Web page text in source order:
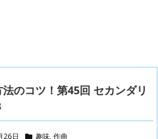
のコツ！第45回 セカンダリ
26日 趣味,作曲